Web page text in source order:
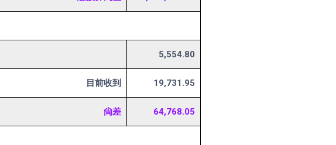
5,554.80
目前收到 19,731.95
尙差 64,768.05